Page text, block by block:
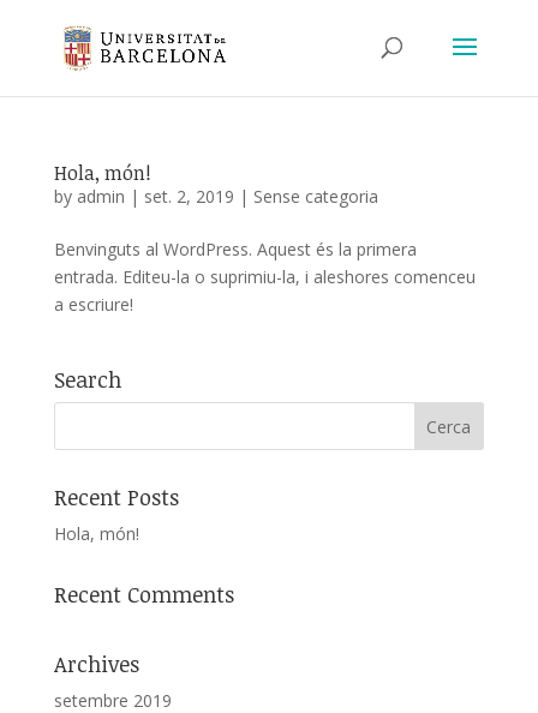
Hola, món!
by admin | set. 2, 2019 | Sense categoria
Benvinguts al WordPress. Aquest és la primera
entrada. Editeu-la o suprimiu-la, i aleshores comenceu
a escriure!
Search
Recent Posts
Hola, món!
Recent Comments
Archives
setembre 2019